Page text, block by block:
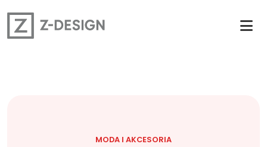
MODA I AKCESORIA